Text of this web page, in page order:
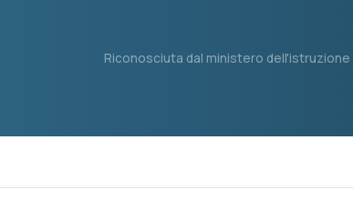
Riconosciuta dal ministero